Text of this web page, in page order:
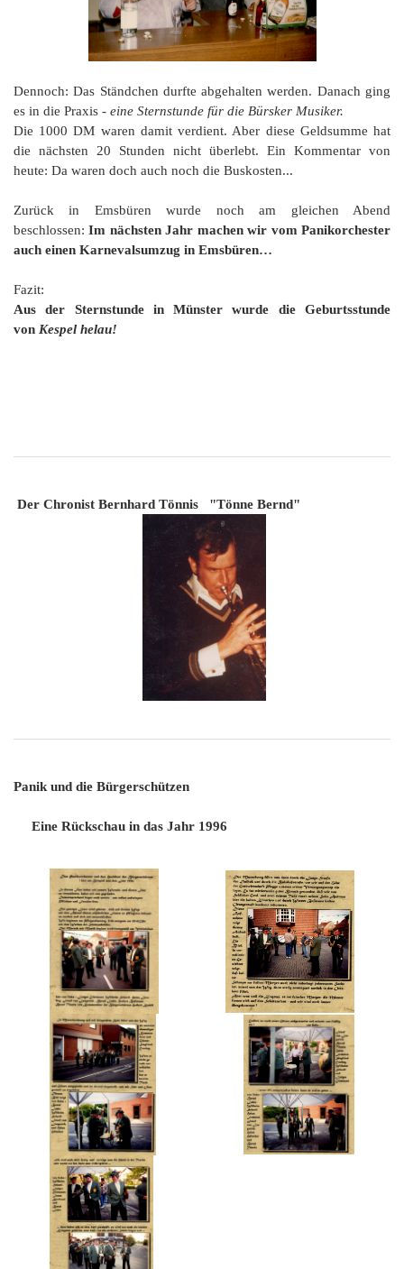
Dennoch: Das Ständchen durfte abgehalten werden. Danach ging
es in die Praxis - eine Sternstunde für die Bürsker Musiker.
Die 1000 DM waren damit verdient. Aber diese Geldsumme hat
die nächsten 20 Stunden nicht überlebt. Ein Kommentar von
heute: Da waren doch auch noch die Buskosten...
Zurück in Emsbüren wurde noch am gleichen Abend
beschlossen:Im nächsten Jahr machen wir vom Panikorchester
auch einen Karnevalsumzug in Emsbüren…
Fazit:
Aus der Sternstunde in Münster wurde die Geburtsstunde
von Kespel helau!
Der Chronist Bernhard Tönnis "Tönne Bernd"
Panik und die Bürgerschützen
Eine Rückschau in das Jahr 1996